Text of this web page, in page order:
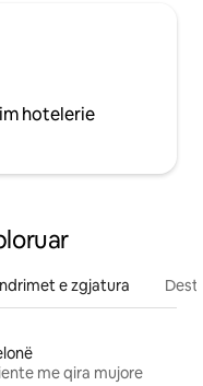
hotelerie
e zgjatura
me qira mujore